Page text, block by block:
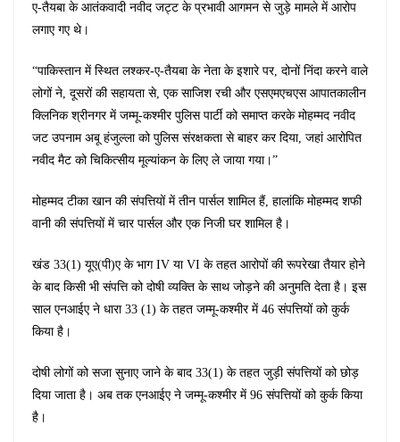
ए-तैयबा के आतंकवादी नवीद जट्ट के प्रभावी आगमन से जुड़े मामले में आरोप
लगाए गए थे।
“पाकिस्तान में स्थित लश्कर-ए-तैयबा के नेता के इशारे पर, दोनों निंदा करने वाले
लोगों ने, दूसरों की सहायता से, एक साजिश रची और एसएमएचएस आपातकालीन
क्लिनिक श्रीनगर में जम्मू-कश्मीर पुलिस पार्टी को समाप्त करके मोहम्मद नवीद
जट उपनाम अबू हंजुल्ला को पुलिस संरक्षकता से बाहर कर दिया, जहां आरोपित
नवीद मैट को चिकित्सीय मूल्यांकन के लिए ले जाया गया।”
मोहम्मद टीका खान की संपत्तियों में तीन पार्सल शामिल हैं, हालांकि मोहम्मद शफी
वानी की संपत्तियों में चार पार्सल और एक निजी घर शामिल है।
खंड 33(1) यूए(पी)ए के भाग IV या VI के तहत आरोपों की रूपरेखा तैयार होने
के बाद किसी भी संपत्ति को दोषी व्यक्ति के साथ जोड़ने की अनुमति देता है। इस
साल एनआईए ने धारा 33 (1) के तहत जम्मू-कश्मीर में 46 संपत्तियों को कुर्क
किया है।
दोषी लोगों को सजा सुनाए जाने के बाद 33(1) के तहत जुड़ी संपत्तियों को छोड़
दिया जाता है। अब तक एनआईए ने जम्मू-कश्मीर में 96 संपत्तियों को कुर्क किया
है।